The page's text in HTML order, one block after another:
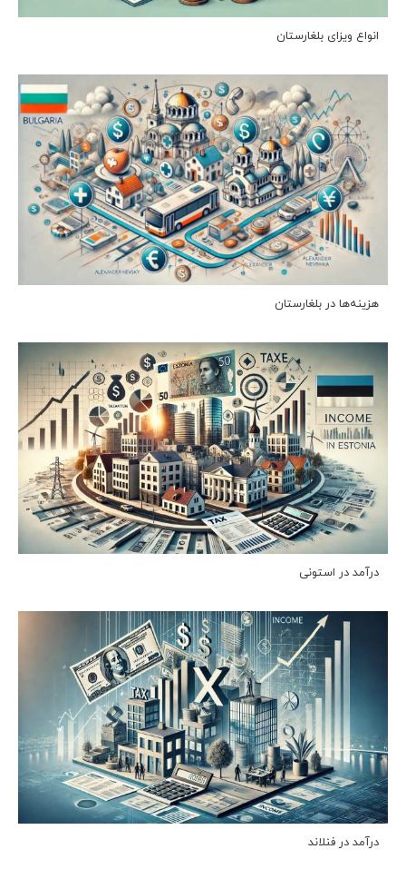
انواع ویزای بلغارستان
هزینه‌ها در بلغارستان
درآمد در استونی
درآمد در فنلاند